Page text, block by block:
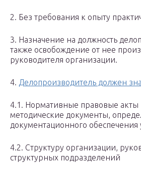
2. Без требования к опыту
3. Назначение на должность
также освобождение от нее
руководителя организации.
4. Делопроизводитель должен
4.1. Нормативные правовые акты
методические документы,
документационного обеспечения
4.2. Структуру организации,
структурных подразделений